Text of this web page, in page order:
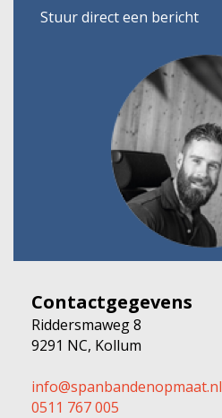
Stuur direct een bericht
Contactgegevens
Riddersmaweg 8
9291 NC, Kollum
info@spanbandenopmaat.nl
0511 767 005